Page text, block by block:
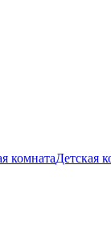
комнатаДетская